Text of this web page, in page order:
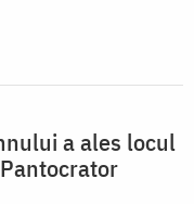
a ales locul